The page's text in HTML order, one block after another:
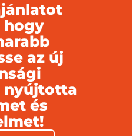
hogy
az új
nyújtotta
és